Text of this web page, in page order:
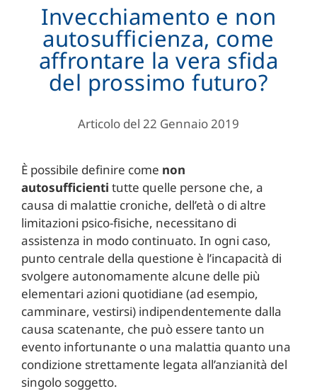
Invecchiamento e non
autosufficienza, come
affrontare la vera sfida
del prossimo futuro?
Articolo del 22 Gennaio 2019
È possibile definire come non
autosufficienti tutte quelle persone che, a
causa di malattie croniche, dell’età o di altre
limitazioni psico-fisiche, necessitano di
assistenza in modo continuato. In ogni caso,
punto centrale della questione è l’incapacità di
svolgere autonomamente alcune delle più
elementari azioni quotidiane (ad esempio,
camminare, vestirsi) indipendentemente dalla
causa scatenante, che può essere tanto un
evento infortunante o una malattia quanto una
condizione strettamente legata all’anzianità del
singolo soggetto.